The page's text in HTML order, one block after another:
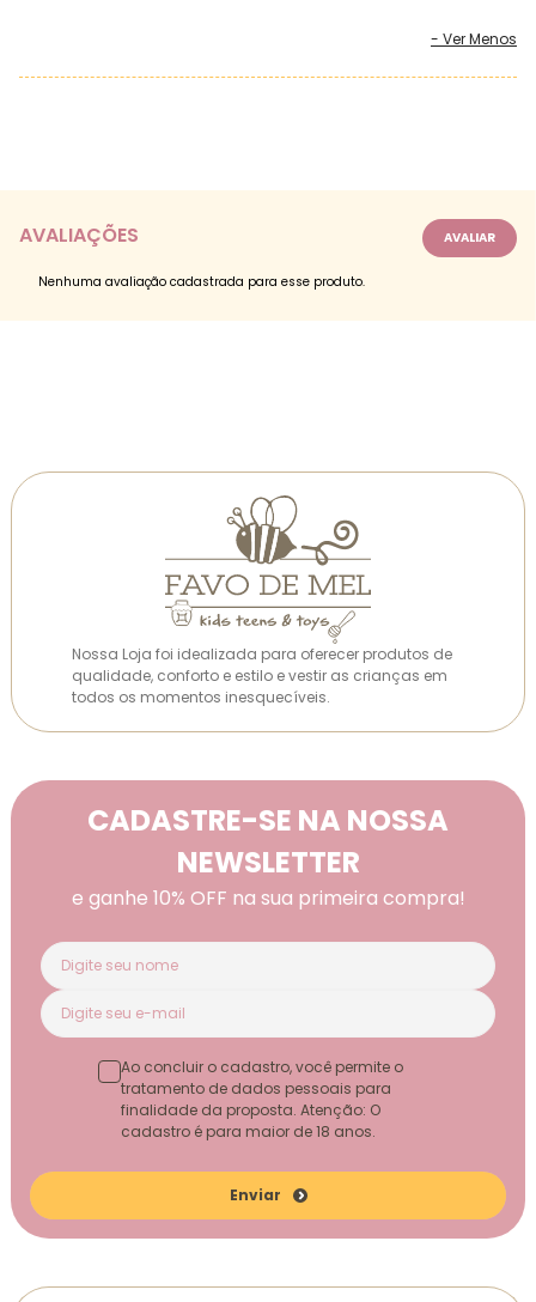
AVALIAÇÕES
Nenhuma avaliação cadastrada para esse produto.
Nossa Loja foi idealizada para oferecer produtos de
qualidade, conforto e estilo e vestir as crianças em
todos os momentos inesquecíveis.
CADASTRE-SE NA NOSSA
NEWSLETTER
e ganhe 10% OFF na sua primeira compra!
Enviar
Ao concluir o cadastro, você permite o
tratamento de dados pessoais para
finalidade da proposta. Atenção: O
cadastro é para maior de 18 anos.